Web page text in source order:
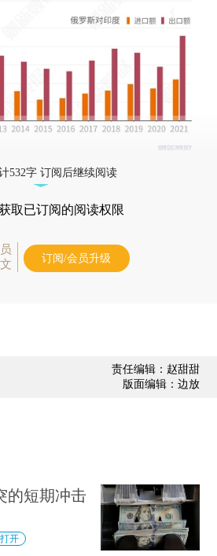
532字 订阅后继续阅读
取已订阅的阅读权限
订阅/会员升级
责任编辑：赵甜甜
版面编辑：边放
的短期冲击
开